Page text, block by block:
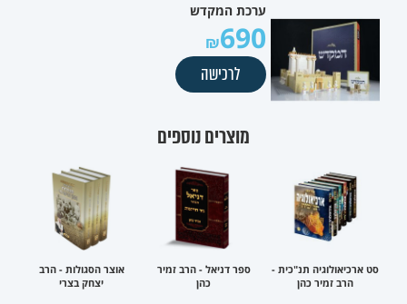
ערכת המקדש
690
לרכישה
מוצרים נוספים
סט ארכיאולוגיה תנ"כית -
הרב זמיר כהן
ספר דניאל - הרב זמיר
כהן
אוצר הסגולות - הרב
יצחק בצרי